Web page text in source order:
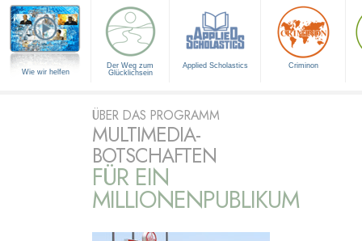
Wie wir helfen
Der Weg zum
Glücklichsein
Applied Scholastics Criminon
ÜBER DAS PROGRAMM
MULTIMEDIA-
BOTSCHAFTEN
FÜR EIN
MILLIONENPUBLIKUM